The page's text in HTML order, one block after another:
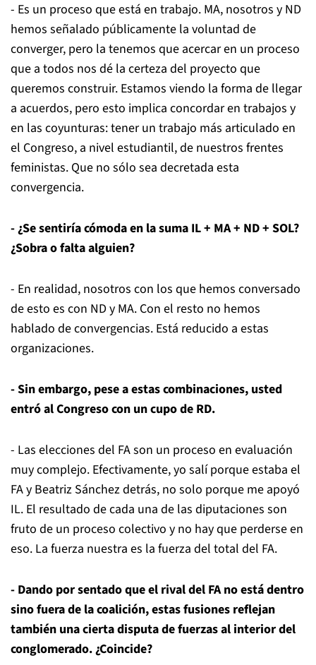
- Es un proceso que está en trabajo. MA, nosotros y ND
hemos señalado públicamente la voluntad de
converger, pero la tenemos que acercar en un proceso
que a todos nos dé la certeza del proyecto que
queremos construir. Estamos viendo la forma de llegar
a acuerdos, pero esto implica concordar en trabajos y
en las coyunturas: tener un trabajo más articulado en
el Congreso, a nivel estudiantil, de nuestros frentes
feministas. Que no sólo sea decretada esta
convergencia.
- ¿Se sentiría cómoda en la suma IL + MA + ND + SOL?
¿Sobra o falta alguien?
- En realidad, nosotros con los que hemos conversado
de esto es con ND y MA. Con el resto no hemos
hablado de convergencias. Está reducido a estas
organizaciones.
- Sin embargo, pese a estas combinaciones, usted
entró al Congreso con un cupo de RD.
- Las elecciones del FA son un proceso en evaluación
muy complejo. Efectivamente, yo salí porque estaba el
FA y Beatriz Sánchez detrás, no solo porque me apoyó
IL. El resultado de cada una de las diputaciones son
fruto de un proceso colectivo y no hay que perderse en
eso. La fuerza nuestra es la fuerza del total del FA.
- Dando por sentado que el rival del FA no está dentro
sino fuera de la coalición, estas fusiones reflejan
también una cierta disputa de fuerzas al interior del
conglomerado. ¿Coincide?